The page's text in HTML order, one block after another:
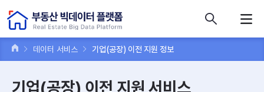
데이터 서비스 기업(공장) 이전 지원 정보
기업(공장) 이전 지원 서비스